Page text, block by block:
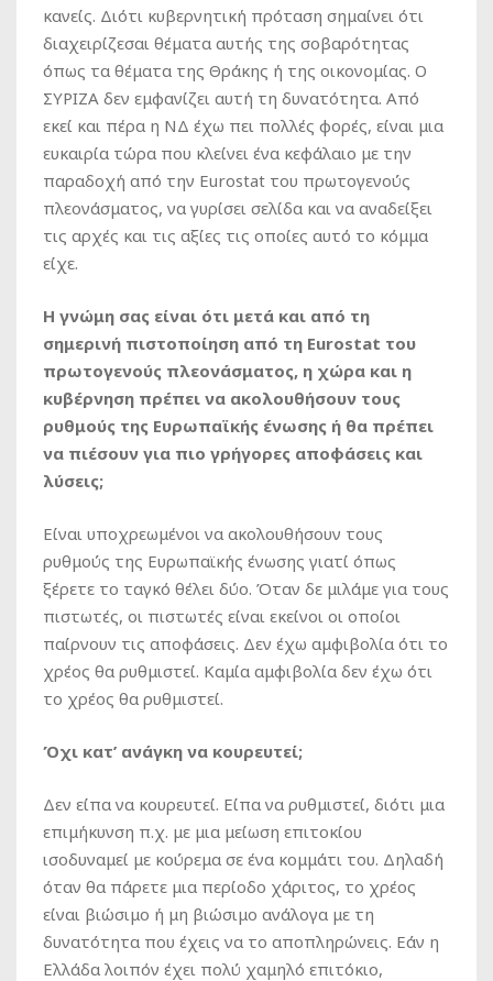
κανείς. Διότι κυβερνητική πρόταση σημαίνει ότι
διαχειρίζεσαι θέματα αυτής της σοβαρότητας
όπως τα θέματα της Θράκης ή της οικονομίας. Ο
ΣΥΡΙΖΑ δεν εμφανίζει αυτή τη δυνατότητα. Από
εκεί και πέρα η ΝΔ έχω πει πολλές φορές, είναι μια
ευκαιρία τώρα που κλείνει ένα κεφάλαιο με την
παραδοχή από την Eurostat του πρωτογενούς
πλεονάσματος, να γυρίσει σελίδα και να αναδείξει
τις αρχές και τις αξίες τις οποίες αυτό το κόμμα
είχε.
Η γνώμη σας είναι ότι μετά και από τη
σημερινή πιστοποίηση από τη Eurostat του
πρωτογενούς πλεονάσματος, η χώρα και η
κυβέρνηση πρέπει να ακολουθήσουν τους
ρυθμούς της Ευρωπαϊκής ένωσης ή θα πρέπει
να πιέσουν για πιο γρήγορες αποφάσεις και
λύσεις;
Είναι υποχρεωμένοι να ακολουθήσουν τους
ρυθμούς της Ευρωπαϊκής ένωσης γιατί όπως
ξέρετε το ταγκό θέλει δύο. Όταν δε μιλάμε για τους
πιστωτές, οι πιστωτές είναι εκείνοι οι οποίοι
παίρνουν τις αποφάσεις. Δεν έχω αμφιβολία ότι το
χρέος θα ρυθμιστεί. Καμία αμφιβολία δεν έχω ότι
το χρέος θα ρυθμιστεί.
Όχι κατ’ ανάγκη να κουρευτεί;
Δεν είπα να κουρευτεί. Είπα να ρυθμιστεί, διότι μια
επιμήκυνση π.χ. με μια μείωση επιτοκίου
ισοδυναμεί με κούρεμα σε ένα κομμάτι του. Δηλαδή
όταν θα πάρετε μια περίοδο χάριτος, το χρέος
είναι βιώσιμο ή μη βιώσιμο ανάλογα με τη
δυνατότητα που έχεις να το αποπληρώνεις. Εάν η
Ελλάδα λοιπόν έχει πολύ χαμηλό επιτόκιο,